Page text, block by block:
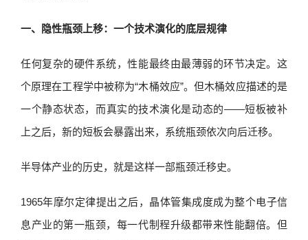
一、隐性瓶颈上移：一个技术演化的底层规律
任何复杂的硬件系统，性能最终由最薄弱的环节决定。这
个原理在工程学中被称为“木桶效应”。但木桶效应描述的是
一个静态状态，而真实的技术演化是动态的——短板被补
上之后，新的短板会暴露出来，系统瓶颈依次向后迁移。
半导体产业的历史，就是这样一部瓶颈迁移史。
1965年摩尔定律提出之后，晶体管集成度成为整个电子信
息产业的第一瓶颈，每一代制程升级都带来性能翻倍。但